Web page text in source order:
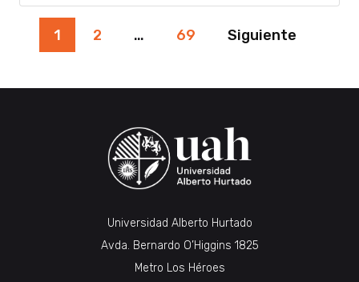
Paginación
entradas
1 2 … 69 Siguiente
Universidad Alberto Hurtado
Avda. Bernardo O’Higgins 1825
Metro Los Héroes